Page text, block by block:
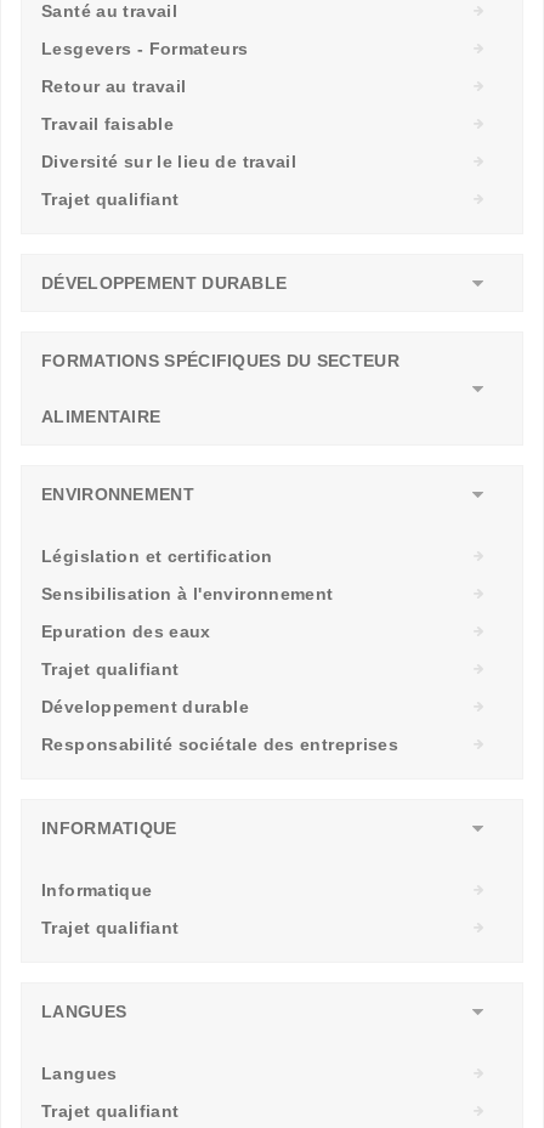
Santé au travail
Lesgevers - Formateurs
Retour au travail
Travail faisable
Diversité sur le lieu de travail
Trajet qualifiant
DÉVELOPPEMENT DURABLE
FORMATIONS SPÉCIFIQUES DU SECTEUR
ALIMENTAIRE
ENVIRONNEMENT
Législation et certification
Sensibilisation à l'environnement
Epuration des eaux
Trajet qualifiant
Développement durable
Responsabilité sociétale des entreprises
INFORMATIQUE
Informatique
Trajet qualifiant
LANGUES
Langues
Trajet qualifiant